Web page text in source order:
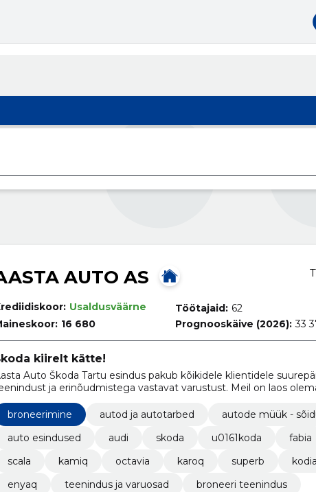
AUTO AS
Usaldusväärne
16 680
Töötajaid: 62
Prognooskäive (2026): 33
kiirelt kätte!
Auto Škoda Tartu esindus pakub kõikidele klientidele
ja erinõudmistega vastavat varustust. Meil on laos
vajalikud mudelid ja varuosad ning tule proovisõidule, et näha ja
Škoda kogemust!
broneerimine autod ja autotarbed
autode müük -
auto esindused
audi skoda u0161koda
fabia
scala
kamiq octavia karoq superb
enyaq
teenindus ja varuosad
broneeri teenindus